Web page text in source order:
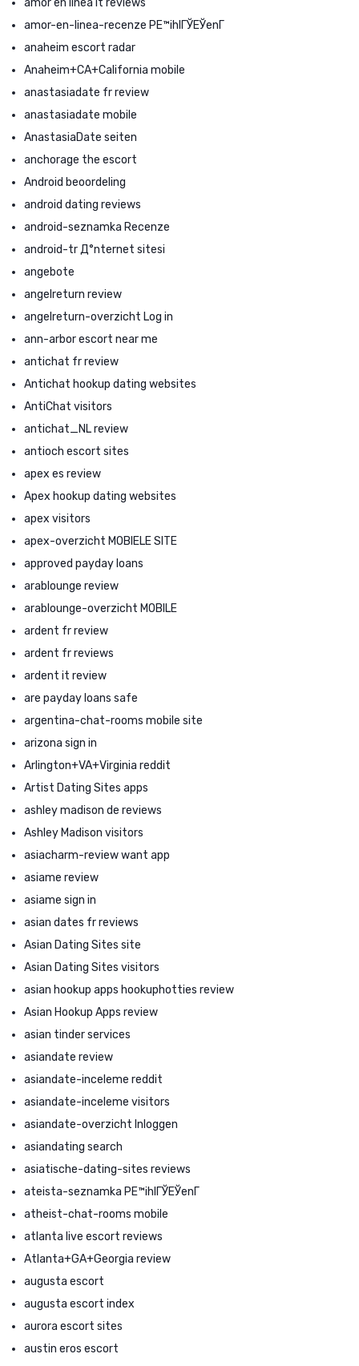
amor-en-linea-recenze PЕ™ihlГЎЕЎenГ­
anaheim escort radar
Anaheim+CA+California mobile
anastasiadate fr review
anastasiadate mobile
AnastasiaDate seiten
anchorage the escort
Android beoordeling
android dating reviews
android-seznamka Recenze
android-tr Д°nternet sitesi
angebote
angelreturn review
angelreturn-overzicht Log in
ann-arbor escort near me
antichat fr review
Antichat hookup dating websites
AntiChat visitors
antichat_NL review
antioch escort sites
apex es review
Apex hookup dating websites
apex visitors
apex-overzicht MOBIELE SITE
approved payday loans
arablounge review
arablounge-overzicht MOBILE
ardent fr review
ardent fr reviews
ardent it review
are payday loans safe
argentina-chat-rooms mobile site
arizona sign in
Arlington+VA+Virginia reddit
Artist Dating Sites apps
ashley madison de reviews
Ashley Madison visitors
asiacharm-review want app
asiame review
asiame sign in
asian dates fr reviews
Asian Dating Sites site
Asian Dating Sites visitors
asian hookup apps hookuphotties review
Asian Hookup Apps review
asian tinder services
asiandate review
asiandate-inceleme reddit
asiandate-inceleme visitors
asiandate-overzicht Inloggen
asiandating search
asiatische-dating-sites reviews
ateista-seznamka PЕ™ihlГЎЕЎenГ­
atheist-chat-rooms mobile
atlanta live escort reviews
Atlanta+GA+Georgia review
augusta escort
augusta escort index
aurora escort sites
austin eros escort